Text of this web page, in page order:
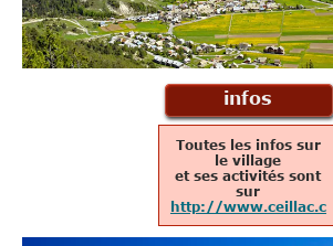
infos
pratiques
Toutes les infos sur
le village
et ses activités sont
sur
http://